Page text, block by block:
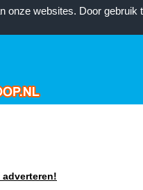
websites. Door